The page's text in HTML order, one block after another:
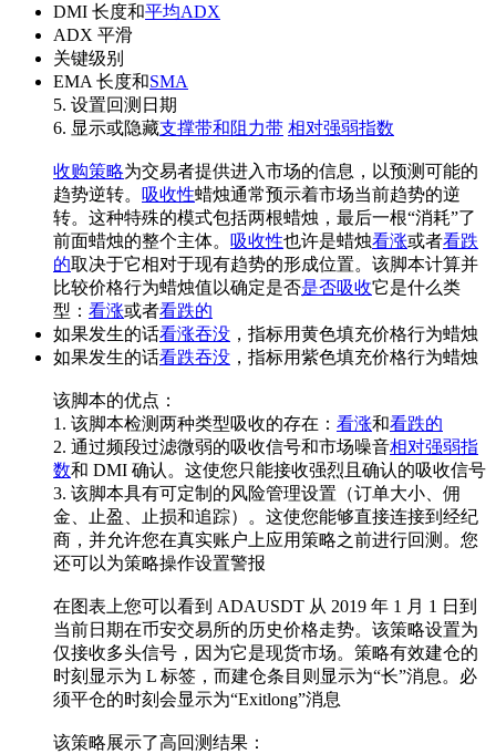
DMI 长度和平均ADX
ADX 平滑
关键级别
EMA 长度和SMA
5. 设置回测日期
6. 显示或隐藏支撑带和阻力带 相对强弱指数
收购策略为交易者提供进入市场的信息，以预测可能的
趋势逆转。 吸收性蜡烛通常预示着市场当前趋势的逆
转。这种特殊的模式包括两根蜡烛，最后一根“消耗”了
前面蜡烛的整个主体。 吸收性也许是蜡烛看涨或者看跌
的取决于它相对于现有趋势的形成位置。该脚本计算并
比较价格行为蜡烛值以确定是否是否吸收它是什么类
型： 看涨或者看跌的
如果发生的话看涨吞没 ，指标用黄色填充价格行为蜡烛
如果发生的话看跌吞没 ，指标用紫色填充价格行为蜡烛
该脚本的优点：
1. 该脚本检测两种类型吸收的存在： 看涨和看跌的
2. 通过频段过滤微弱的吸收信号和市场噪音相对强弱指
数和 DMI 确认。这使您只能接收强烈且确认的吸收信号
3. 该脚本具有可定制的风险管理设置（订单大小、佣
金、止盈、止损和追踪）。这使您能够直接连接到经纪
商，并允许您在真实账户上应用策略之前进行回测。您
还可以为策略操作设置警报
在图表上您可以看到 ADAUSDT 从 2019 年 1 月 1 日到
当前日期在币安交易所的历史价格走势。该策略设置为
仅接收多头信号，因为它是现货市场。策略有效建仓的
时刻显示为 L 标签，而建仓条目则显示为“长”消息。必
须平仓的时刻会显示为“Exitlong”消息
该策略展示了高回测结果：